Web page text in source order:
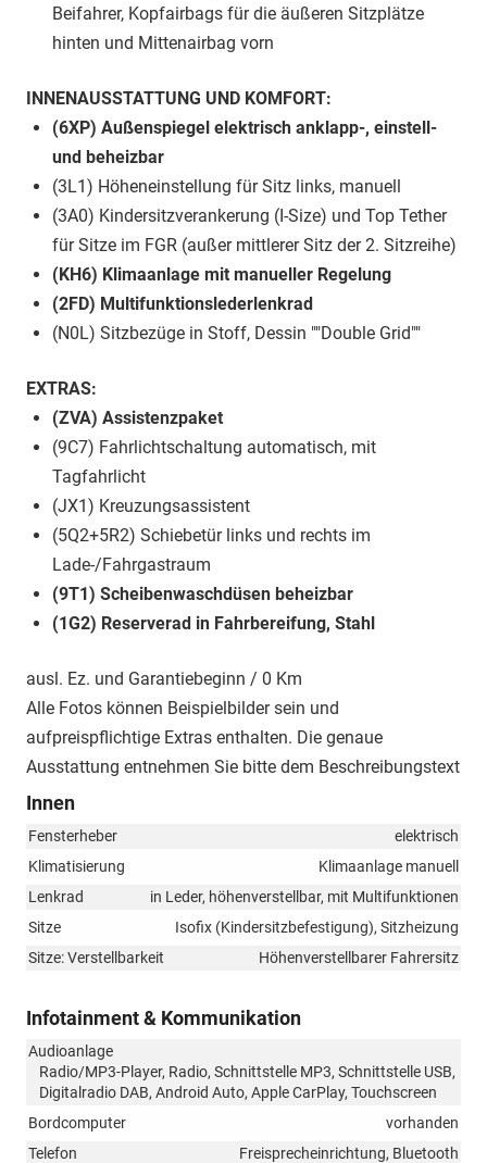
Beifahrer, Kopfairbags für die äußeren Sitzplätze
hinten und Mittenairbag vorn
INNENAUSSTATTUNG UND KOMFORT:
(6XP) Außenspiegel elektrisch anklapp-, einstell-
und beheizbar
(3L1) Höheneinstellung für Sitz links, manuell
(3A0) Kindersitzverankerung (I-Size) und Top Tether
für Sitze im FGR (außer mittlerer Sitz der 2. Sitzreihe)
(KH6) Klimaanlage mit manueller Regelung
(2FD) Multifunktionslederlenkrad
(N0L) Sitzbezüge in Stoff, Dessin ""Double Grid""
EXTRAS:
(ZVA) Assistenzpaket
(9C7) Fahrlichtschaltung automatisch, mit
Tagfahrlicht
(JX1) Kreuzungsassistent
(5Q2+5R2) Schiebetür links und rechts im
Lade-/Fahrgastraum
(9T1) Scheibenwaschdüsen beheizbar
(1G2) Reserverad in Fahrbereifung, Stahl
ausl. Ez. und Garantiebeginn / 0 Km
Alle Fotos können Beispielbilder sein und
aufpreispflichtige Extras enthalten. Die genaue
Ausstattung entnehmen Sie bitte dem Beschreibungstext
Innen
Fensterheber
elektrisch
Klimatisierung
Klimaanlage manuell
Lenkrad
in Leder, höhenverstellbar, mit Multifunktionen
Sitze
Isofix (Kindersitzbefestigung), Sitzheizung
Sitze: Verstellbarkeit
Höhenverstellbarer Fahrersitz
Infotainment & Kommunikation
Audioanlage
Radio/MP3-Player, Radio, Schnittstelle MP3, Schnittstelle USB,
Digitalradio DAB, Android Auto, Apple CarPlay, Touchscreen
Bordcomputer
vorhanden
Telefon
Freisprecheinrichtung, Bluetooth